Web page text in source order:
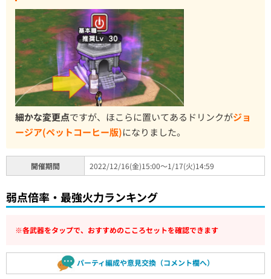
細かな変更点ですが、ほこらに置いてあるドリンクがジョ
ージア(ペットコーヒー版)になりました。
開催期間 2022/12/16(金)15:00～1/17(火)14:59
弱点倍率・最強火力ランキング
※各武器をタップで、おすすめのこころセットを確認できます
パーティ編成や意見交換（コメント欄へ）